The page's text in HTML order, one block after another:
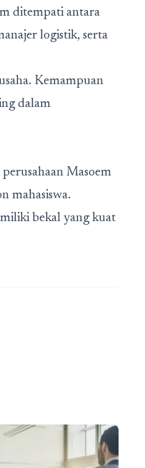
ditempati antara
logistik, serta
Kemampuan
dalam
Masoem
mahasiswa.
bekal yang kuat